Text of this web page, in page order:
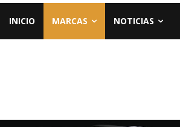
INICIO MARCAS NOTICIAS